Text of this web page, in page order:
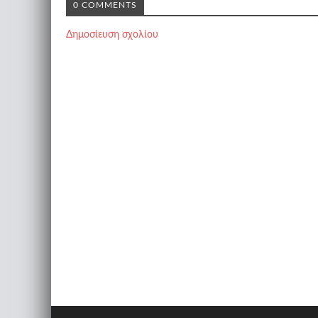
0 COMMENTS
Δημοσίευση σχολίου